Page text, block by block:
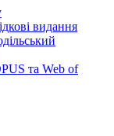
видання
та Web of